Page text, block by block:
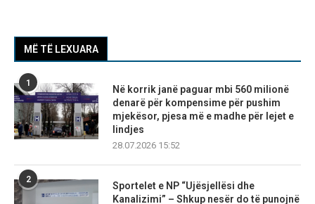
MË TË LEXUARA
1
Në korrik janë paguar mbi 560 milionë
denarë për kompensime për pushim
mjekësor, pjesa më e madhe për lejet e
lindjes
28.07.2026 15:52
2
Sportelet e NP “Ujësjellësi dhe
Kanalizimi” – Shkup nesër do të punojnë